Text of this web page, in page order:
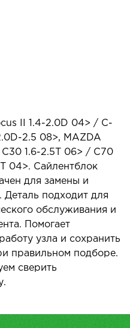
II 1.4-2.0D 04> / C-
2.5 08>, MAZDA
1.6-2.5T 06> / C70
04>. Сайлентблок
для замены и
подходит для
обслуживания и
Помогает
узла и сохранить
правильном подборе.
сверить